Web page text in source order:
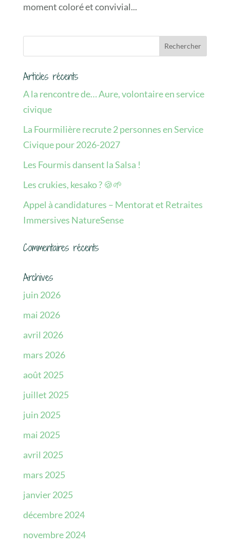
moment coloré et convivial...
Articles récents
A la rencontre de… Aure, volontaire en service
civique
La Fourmilière recrute 2 personnes en Service
Civique pour 2026-2027
Les Fourmis dansent la Salsa !
Les crukies, kesako ? 🍪🌱
Appel à candidatures – Mentorat et Retraites
Immersives NatureSense
Commentaires récents
Archives
juin 2026
mai 2026
avril 2026
mars 2026
août 2025
juillet 2025
juin 2025
mai 2025
avril 2025
mars 2025
janvier 2025
décembre 2024
novembre 2024